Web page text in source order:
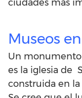
ciudades más
Museos
Un
es la iglesia de
construida en